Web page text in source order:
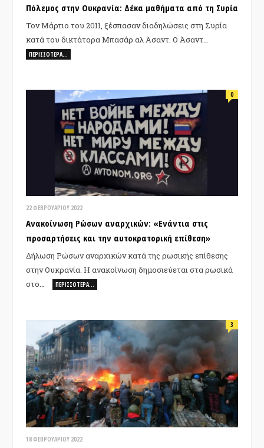
Πόλεμος στην Ουκρανία: Δέκα μαθήματα από τη Συρία
Τον Μάρτιο του 2011, ξέσπασαν διαδηλώσεις στη Συρία
κατά του δικτάτορα Μπασάρ αλ Άσαντ. Ο Άσαντ…
ΠΕΡΙΣΣΌΤΕΡΑ…
22 ΦΕΒΡΟΥΑΡΊΟΥ 2022
0
Ανακοίνωση Ρώσων αναρχικών: «Ενάντια στις
προσαρτήσεις και την αυτοκρατορική επίθεση»
Δήλωση Ρώσων αναρχικών κατά της ρωσικής επίθεσης
στην Ουκρανία. Η ανακοίνωση δημοσιεύεται στα ρωσικά
στο…
ΠΕΡΙΣΣΌΤΕΡΑ…
18 ΦΕΒΡΟΥΑΡΊΟΥ 2022
3